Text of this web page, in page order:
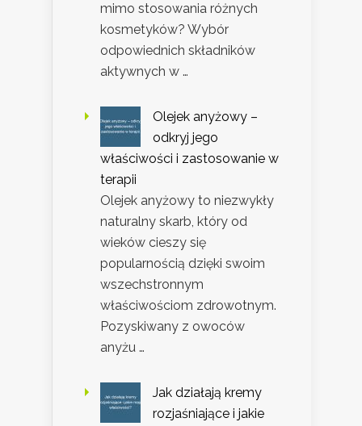
mimo stosowania różnych
kosmetyków? Wybór
odpowiednich składników
aktywnych w …
Olejek anyżowy –
odkryj jego
właściwości i zastosowanie w
terapii
Olejek anyżowy to niezwykły
naturalny skarb, który od
wieków cieszy się
popularnością dzięki swoim
wszechstronnym
właściwościom zdrowotnym.
Pozyskiwany z owoców
anyżu …
Jak działają kremy
rozjaśniające i jakie